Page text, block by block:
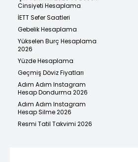
Cinsiyeti Hesaplama
İETT Sefer Saatleri
Gebelik Hesaplama
Yükselen Burç Hesaplama
2026
Yüzde Hesaplama
Geçmiş Döviz Fiyatları
Adım Adım Instagram
Hesap Dondurma 2026
Adım Adım Instagram
Hesap Silme 2026
Resmi Tatil Takvimi 2026